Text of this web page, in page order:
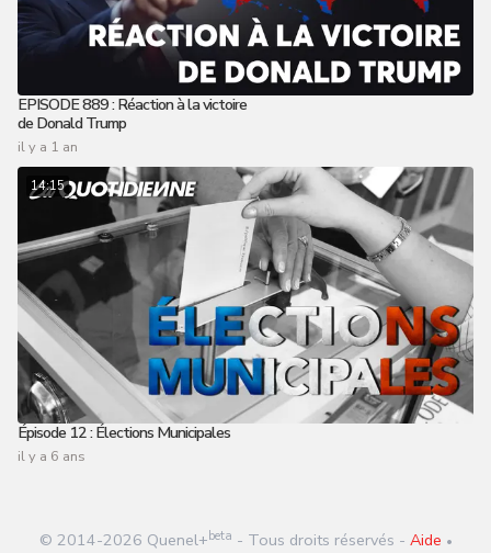
EPISODE 889 : Réaction à la victoire
de Donald Trump
il y a 1 an
14:15
Épisode 12 : Élections Municipales
il y a 6 ans
© 2014-2026 Quenel+beta - Tous droits réservés - Aide •